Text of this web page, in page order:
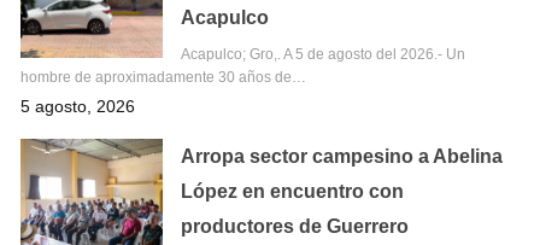
Acapulco
Acapulco; Gro,. A 5 de agosto del 2026.- Un
hombre de aproximadamente 30 años de…
5 agosto, 2026
Arropa sector campesino a Abelina
López en encuentro con
productores de Guerrero